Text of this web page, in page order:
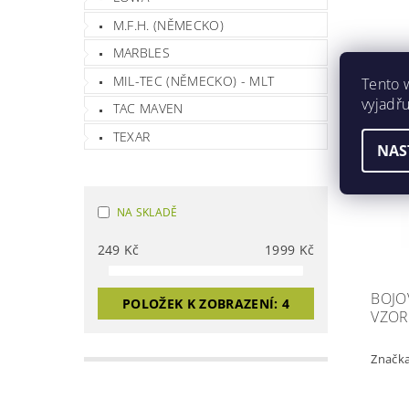
M.F.H. (NĚMECKO)
MARBLES
MIL-TEC (NĚMECKO) - MLT
TAC MAVEN
TEXAR
NA SKLADĚ
249 Kč 1999 Kč
POLOŽEK K ZOBRAZENÍ: 4
Akce
Tento